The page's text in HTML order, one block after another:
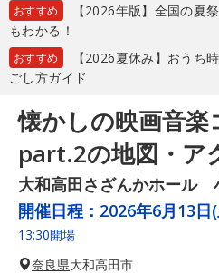
おすすめ
【2026年版】全国の夏
もわかる！
おすすめ
【2026夏休み】おうち
ごし方ガイド
懐かしの映画音楽
part.2の地図・ア
大和高田さざんかホール
開催日程： 2026年6月13日
13:30開場
奈良県大和高田市